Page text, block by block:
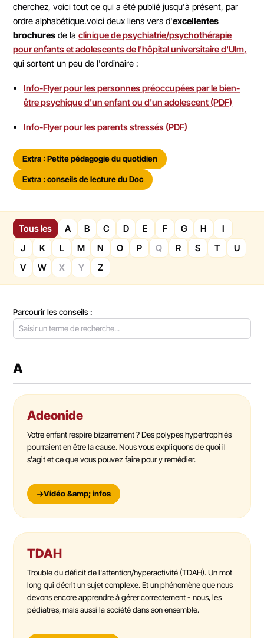
cherchez, voici tout ce qui a été publié jusqu'à présent, par
ordre alphabétique.voici deux liens vers d'excellentes
brochures de laclinique de psychiatrie/psychothérapie
pour enfants et adolescents de l'hôpital universitaire d'Ulm,
qui sortent un peu de l'ordinaire :
Info-Flyer pour les personnes préoccupées par le bien-
être psychique d'un enfant ou d'un adolescent (PDF)
Info-Flyer pour les parents stressés (PDF)
Extra : Petite pédagogie du quotidien
Extra : conseils de lecture du Doc
Tous les A B C D E F G H
I
J
K L M N O P Q R S T
U
V
W X Y Z
Parcourir les conseils :
A
Adeonide
Votre enfant respire bizarrement ? Des polypes hypertrophiés
pourraient en être la cause. Nous vous expliquons de quoi il
s'agit et ce que vous pouvez faire pour y remédier.
Vidéo &amp; infos
TDAH
Trouble du déficit de l'attention/hyperactivité (TDAH). Un mot
long qui décrit un sujet complexe. Et un phénomène que nous
devons encore apprendre à gérer correctement - nous, les
pédiatres, mais aussi la société dans son ensemble.